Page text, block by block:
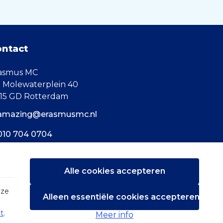
MC
Molewaterplein 40
GD Rotterdam
704 0704
.
Alle cookies accepteren
Alleen essentiële cookies accepteren
Meer info